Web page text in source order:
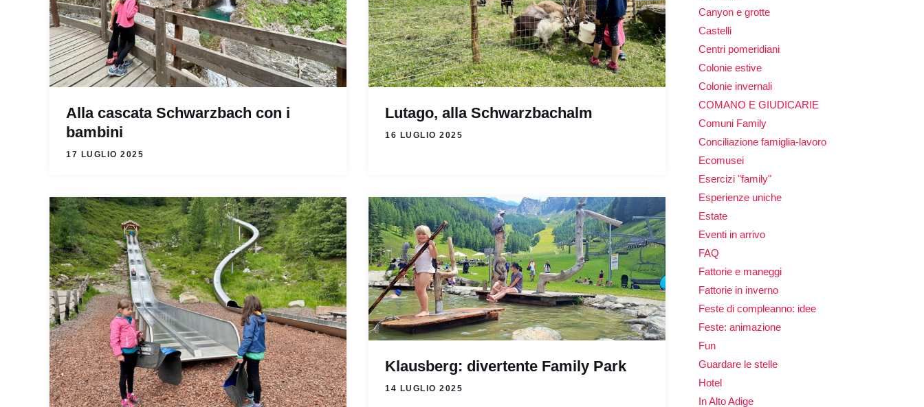
Alla cascata Schwarzbach con i
bambini
17 LUGLIO 2025
Lutago, alla Schwarzbachalm
16 LUGLIO 2025
Klausberg: divertente Family Park
14 LUGLIO 2025
Canyon e grotte
Castelli
Centri pomeridiani
Colonie estive
Colonie invernali
COMANO E GIUDICARIE
Comuni Family
Conciliazione famiglia-lavoro
Ecomusei
Esercizi "family"
Esperienze uniche
Estate
Eventi in arrivo
FAQ
Fattorie e maneggi
Fattorie in inverno
Feste di compleanno: idee
Feste: animazione
Fun
Guardare le stelle
Hotel
In Alto Adige